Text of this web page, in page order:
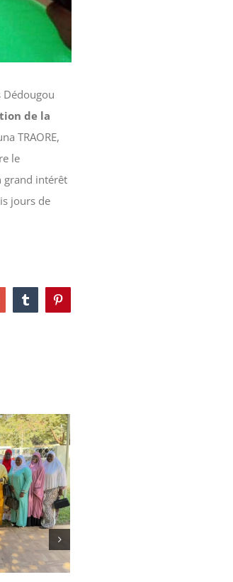
de la
TRAORE,
le
grand intérêt
jours de
Tumblr